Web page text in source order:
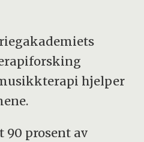
hjelper
90 prosent av